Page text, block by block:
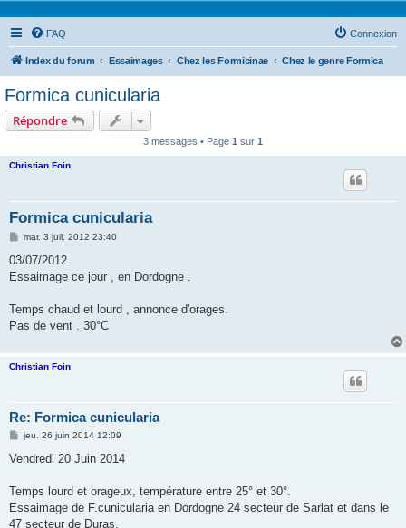
FAQ Connexion
Index du forum Essaimages Chez les Formicinae Chez le genre Formica
Formica cunicularia
Répondre
3 messages • Page 1 sur 1
Christian Foin
Formica cunicularia
M
s
a
mar. 3 juil. 2012 23:40
03/07/2012
Essaimage ce jour , en Dordogne .
Temps chaud et lourd , annonce d'orages.
Pas de vent . 30°C
Christian Foin
Re: Formica cunicularia
M
s
g
jeu. 26 juin 2014 12:09
Vendredi 20 Juin 2014
Temps lourd et orageux, température entre 25° et 30°.
Essaimage de F.cunicularia en Dordogne 24 secteur de Sarlat et dans le
47 secteur de Duras.